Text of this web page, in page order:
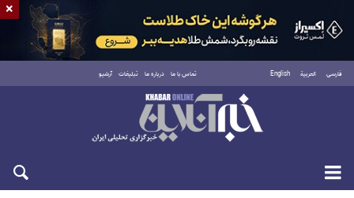
فارسی العربية English تماس با ما درباره ما تبلیغات آرشیو
جمعه ۱۶ مرداد ۱۴۰۵
×